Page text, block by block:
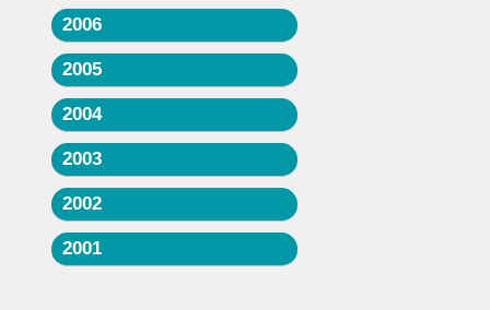
2006
2005
2004
2003
2002
2001